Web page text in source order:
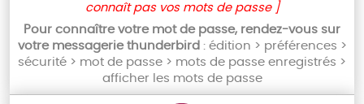
connaît pas vos mots de passe ]
Pour connaître votre mot de passe, rendez-vous sur
votre messagerie thunderbird : édition > préférences >
sécurité > mot de passe > mots de passe enregistrés >
afficher les mots de passe